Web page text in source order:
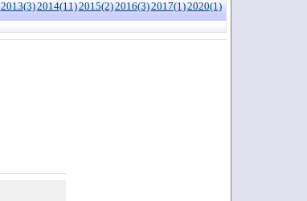
2013(3)2014(11)2015(2)2016(3)2017(1)2020(1)